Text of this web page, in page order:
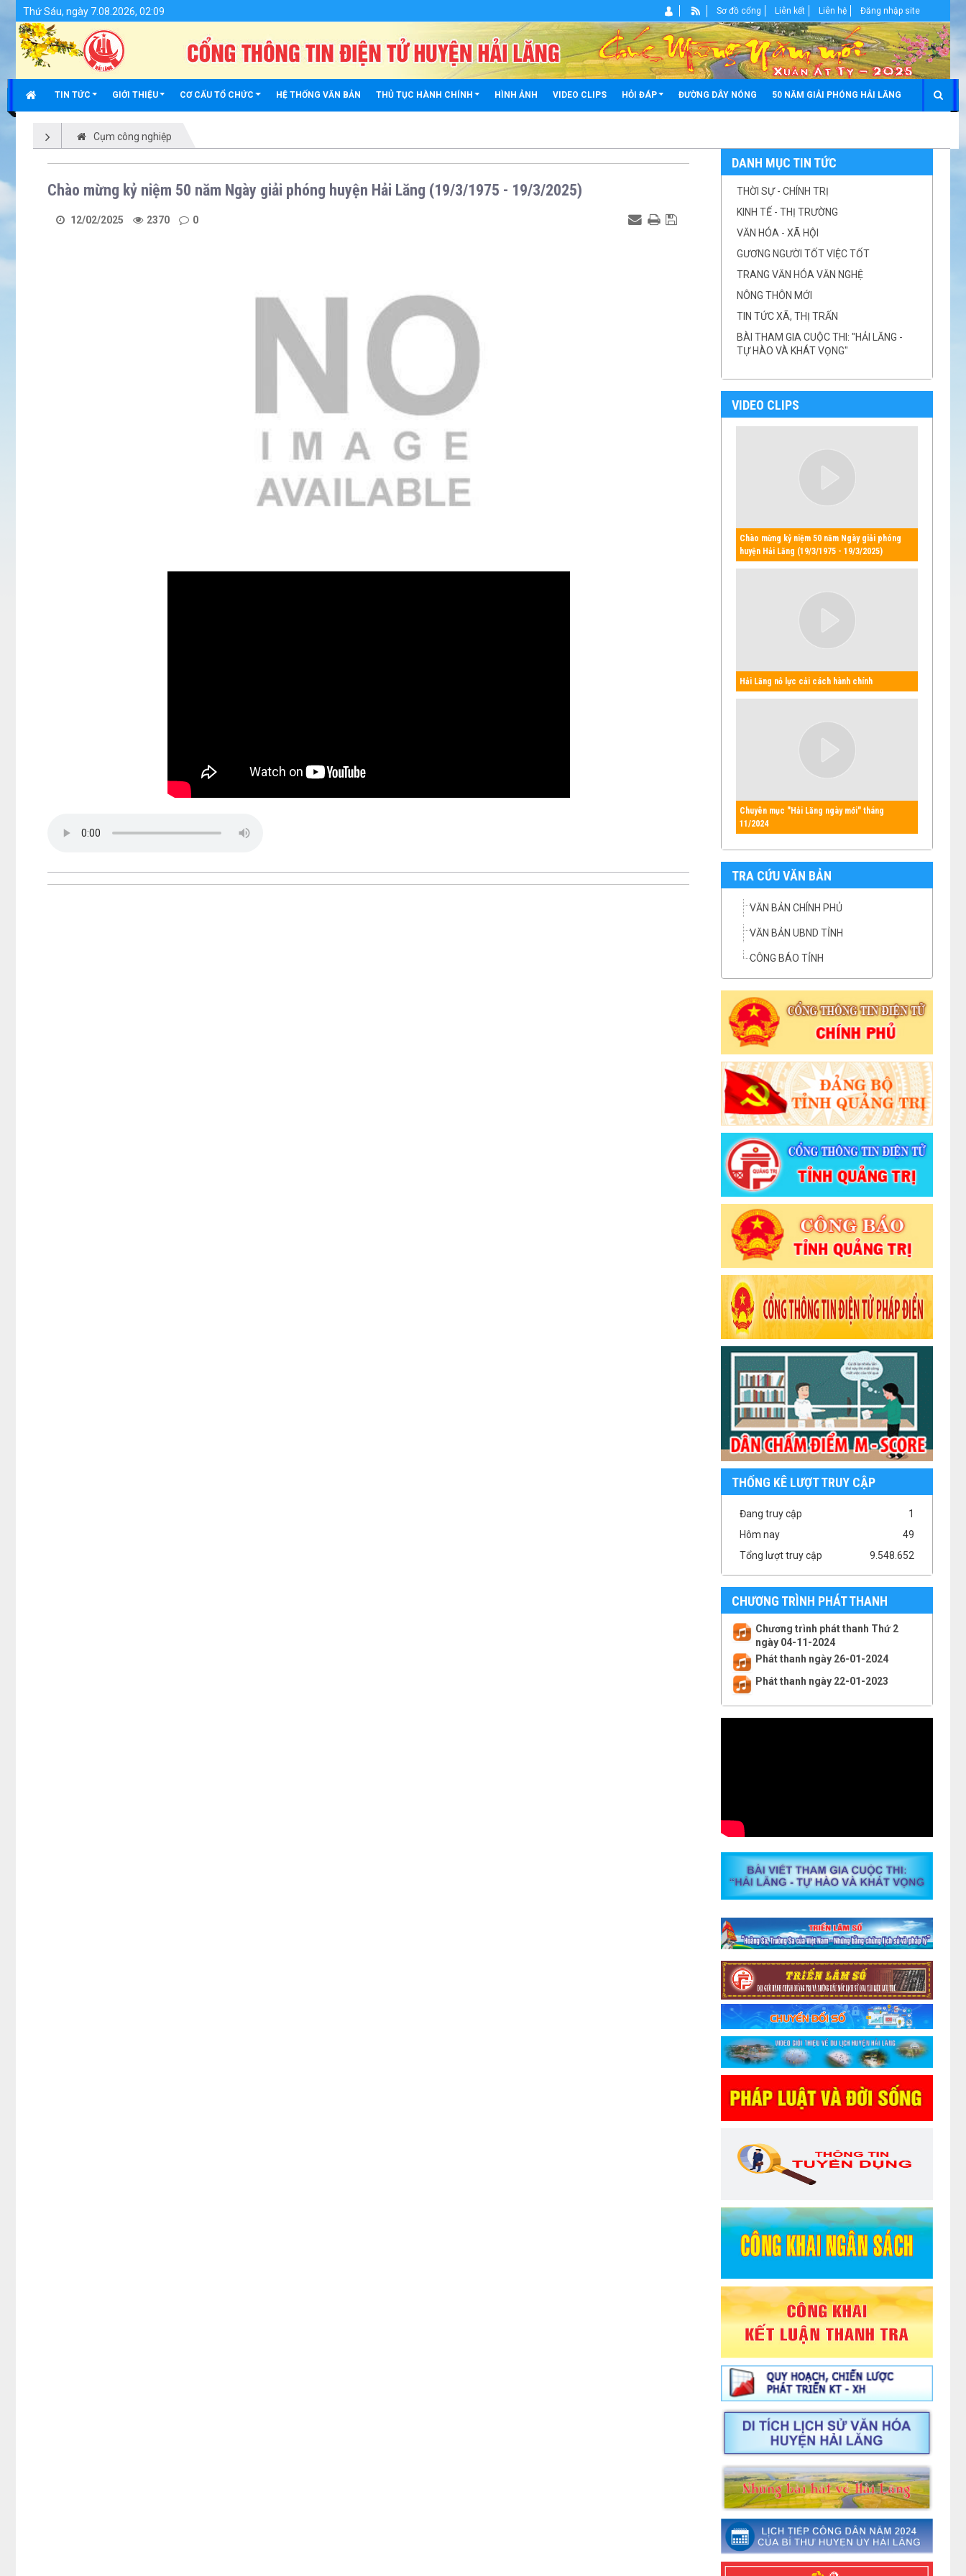
Chi tiết tin tức - Huyện Hải Lăng
Thứ Sáu, ngày 7.08.2026, 02:09 Sơ đồ cổng Liên kết Liên hệ Đăng nhập site
TIN TỨC GIỚI THIỆU CƠ CẤU TỔ CHỨC HỆ THỐNG VĂN BẢN THỦ TỤC HÀNH CHÍNH HÌNH ẢNH VIDEO CLIPS HỎI ĐÁP ĐƯỜNG DÂY NÓNG 50 NĂM GIẢI PHÓNG HẢI LĂNG
Cụm công nghiệp
Chào mừng kỷ niệm 50 năm Ngày giải phóng huyện Hải Lăng (19/3/1975 - 19/3/2025)
12/02/2025 2370 0
DANH MỤC TIN TỨC
THỜI SỰ - CHÍNH TRỊ
KINH TẾ - THỊ TRƯỜNG
VĂN HÓA - XÃ HỘI
GƯƠNG NGƯỜI TỐT VIỆC TỐT
TRANG VĂN HÓA VĂN NGHỆ
NÔNG THÔN MỚI
TIN TỨC XÃ, THỊ TRẤN
BÀI THAM GIA CUỘC THI: "HẢI LĂNG -
TỰ HÀO VÀ KHÁT VỌNG"
VIDEO CLIPS
Chào mừng kỷ niệm 50 năm Ngày giải phóng
huyện Hải Lăng (19/3/1975 - 19/3/2025)
Hải Lăng nỗ lực cải cách hành chính
Chuyên mục "Hải Lăng ngày mới" tháng
11/2024
TRA CỨU VĂN BẢN
VĂN BẢN CHÍNH PHỦ
VĂN BẢN UBND TỈNH
CÔNG BÁO TỈNH
THỐNG KÊ LƯỢT TRUY CẬP
Đang truy cập
1
Hôm nay
49
Tổng lượt truy cập
9.548.652
CHƯƠNG TRÌNH PHÁT THANH
Chương trình phát thanh Thứ 2
ngày 04-11-2024
Phát thanh ngày 26-01-2024
Phát thanh ngày 22-01-2023